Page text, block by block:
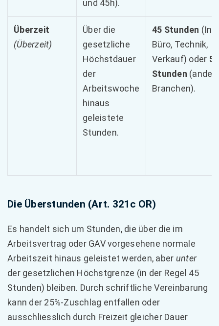
und 45h).
Überzeit
(Überzeit)
Über die
gesetzliche
Höchstdauer
der
Arbeitswoche
hinaus
geleistete
Stunden.
45 Stunden
Büro, Technik,
Verkauf) oder 50
Stunden
Branchen).
Die Überstunden (Art. 321c OR)
Es handelt sich um Stunden, die über die im
Arbeitsvertrag oder GAV vorgesehene normale
Arbeitszeit hinaus geleistet werden, aber unter
der gesetzlichen Höchstgrenze (in der Regel 45
Stunden) bleiben. Durch schriftliche Vereinbarung
kann der 25%-Zuschlag entfallen oder
ausschliesslich durch Freizeit gleicher Dauer